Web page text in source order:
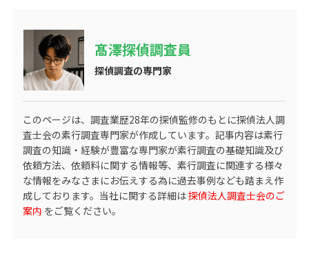
髙澤探偵調査員
探偵調査の専門家
このページは、調査業歴28年の探偵監修のもとに探偵法人調
査士会の素行調査専門家が作成しています。記事内容は素行
調査の知識・経験が豊富な専門家が素行調査の基礎知識及び
依頼方法、依頼料に関する情報等、素行調査に関連する様々
な情報をみなさまにお伝えする為に過去事例なども踏まえ作
成しております。当社に関する詳細は探偵法人調査士会のご
案内 をご覧ください。